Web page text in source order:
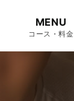
MENU
コース・料金